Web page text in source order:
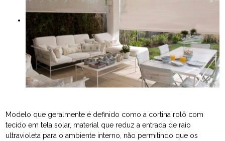
Modelo que geralmente é definido como a cortina rolô com
tecido em tela solar, material que reduz a entrada de raio
ultravioleta para o ambiente interno, não permitindo que os